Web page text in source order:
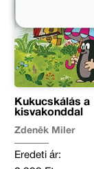
Kukucskálás a
kisvakonddal
Zdeněk Miler
Eredeti ár: